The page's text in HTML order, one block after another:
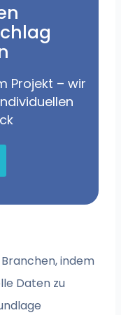
Projekt – wir
indem
Daten zu